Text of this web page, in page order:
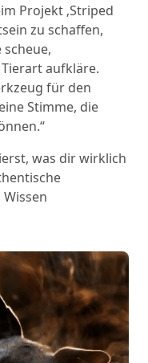
Projekt ‚Striped
zu schaffen,
aufkläre.
für den
Stimme, die
was dir wirklich